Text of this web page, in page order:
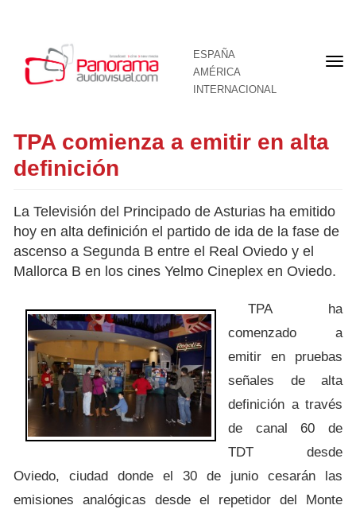
ESPAÑA
AMÉRICA
INTERNACIONAL
TPA comienza a emitir en alta
definición
La Televisión del Principado de Asturias ha emitido
hoy en alta definición el partido de ida de la fase de
ascenso a Segunda B entre el Real Oviedo y el
Mallorca B en los cines Yelmo Cineplex en Oviedo.
TPA ha
comenzado a
emitir en pruebas
señales de alta
definición a través
de canal 60 de
TDT desde
Oviedo, ciudad donde el 30 de junio cesarán las
emisiones analógicas desde el repetidor del Monte